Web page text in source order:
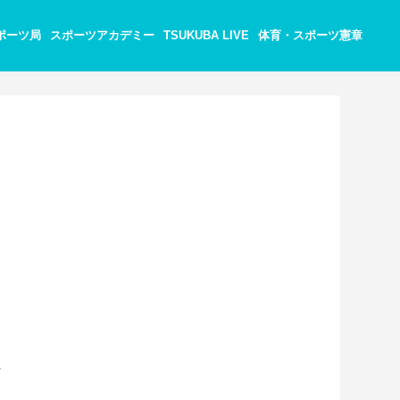
ーツ局 スポーツアカデミー TSUKUBA LIVE 体育・スポーツ憲章